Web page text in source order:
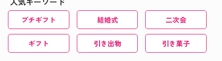
プチギフト 結婚式 二次会
ギフト 引き出物 引き菓子